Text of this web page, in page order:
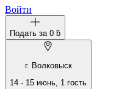
Войти
Подать за 0 ƃ
г. Волковыск
14 - 15 июнь, 1 гость